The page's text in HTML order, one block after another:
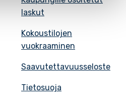
laskut
Kokoustilojen
vuokraaminen
Saavutettavuusseloste
Tietosuoja